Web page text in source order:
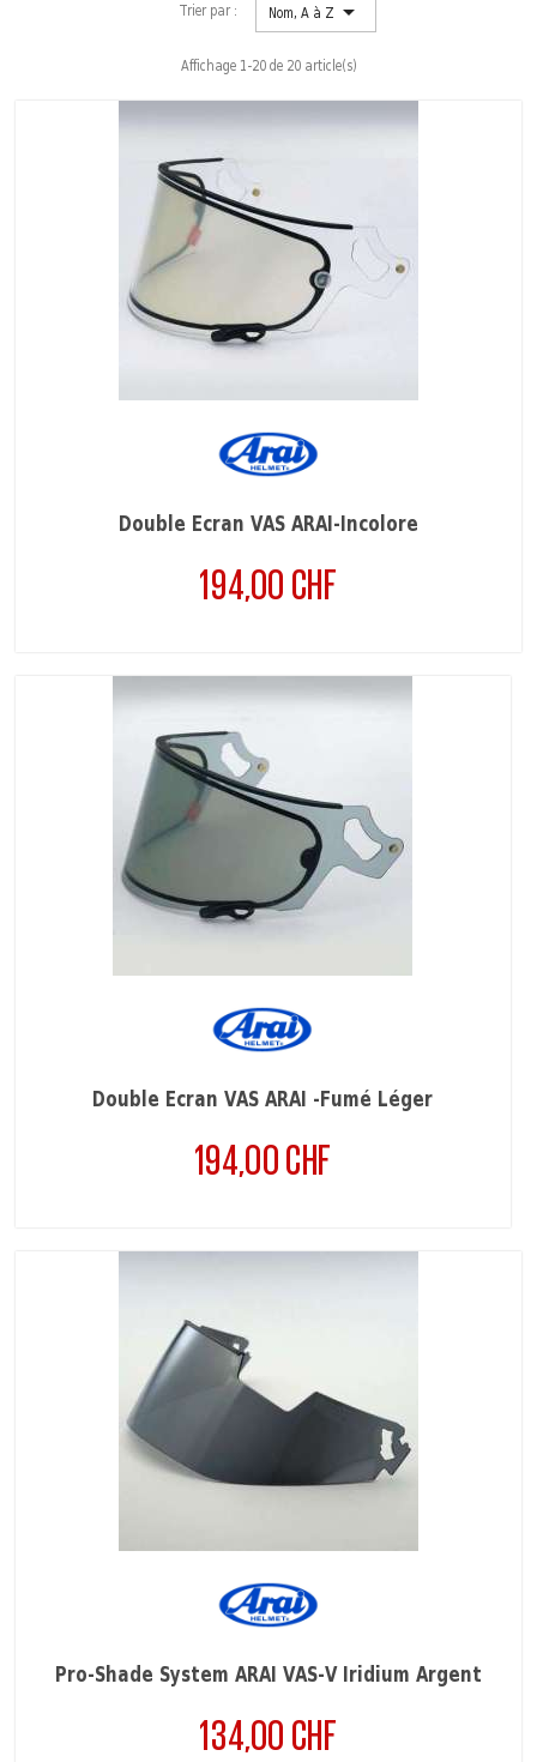
Trier par : Nom, A à Z 
Affichage 1-20 de 20 article(s)
Double Écran VAS ARAI-Incolore
194,00 CHF
Double Écran VAS ARAI -Fumé Léger
194,00 CHF
Pro-Shade System ARAI VAS-V Iridium Argent
134,00 CHF